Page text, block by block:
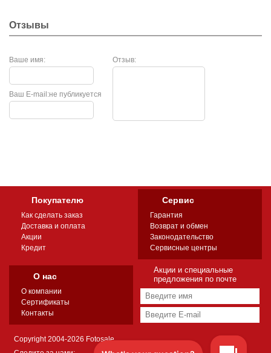
Отзывы
Ваше имя: Отзыв:
не публикуется
Ваш E-mail:
Покупателю
Как сделать заказ
Доставка и оплата
Акции
Кредит
Сервис
Гарантия
Возврат и обмен
Законодательство
Сервисные центры
О нас
О компании
Сертификаты
Контакты
Акции и специальные
предложения по почте
Copyright 2004-2026 Fotosale